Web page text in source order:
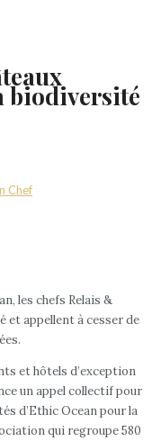
biodiversité
Chef
les chefs Relais &
et appellent à cesser de
et hôtels d’exception
un appel collectif pour
d’Ethic Ocean pour la
qui regroupe 580